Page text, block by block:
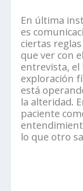
En última
es
ciertas
que ver con
entrevista, el
exploración
está
la alteridad.
paciente
lo que otro